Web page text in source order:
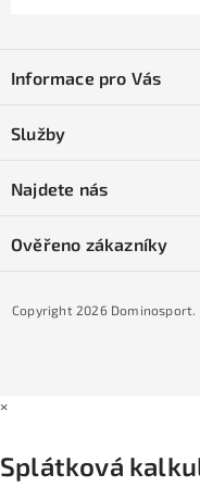
pInformace pro Vás
Obchodní podmínky
Podmínky GDPR
Podmínky nákupu na
Služby
Naše prodejna
Najdete nás
Ověřeno zákazníky
Copyright 2026 Dominosport.
×
Splátková